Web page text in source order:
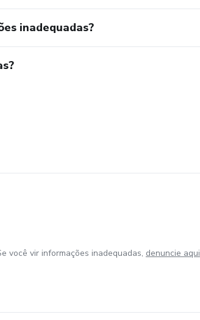
inadequadas?
você vir informações inadequadas, denuncie aqui